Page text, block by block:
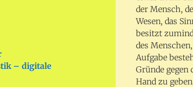
– digitale
der Mensch,
Wesen, das
besitzt
des
Aufgabe
Gründe gegen
Hand zu